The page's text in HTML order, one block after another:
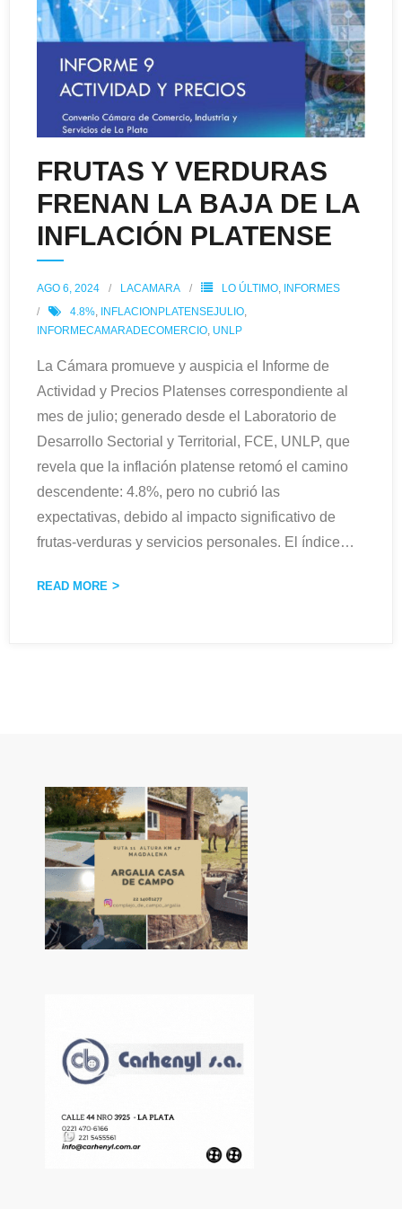
FRUTAS Y VERDURAS
FRENAN LA BAJA DE LA
INFLACIÓN PLATENSE
AGO 6, 2024 LACAMARA LO ÚLTIMO, INFORMES
4.8%, INFLACIONPLATENSEJULIO,
INFORMECAMARADECOMERCIO, UNLP
La Cámara promueve y auspicia el Informe de
Actividad y Precios Platenses correspondiente al
mes de julio; generado desde el Laboratorio de
Desarrollo Sectorial y Territorial, FCE, UNLP, que
revela que la inflación platense retomó el camino
descendente: 4.8%, pero no cubrió las
expectativas, debido al impacto significativo de
frutas-verduras y servicios personales. El índice…
READ MORE